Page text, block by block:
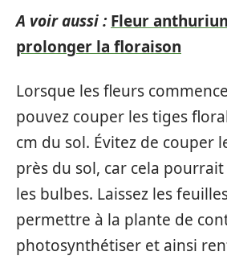
A voir aussi : Fleur
prolonger la floraison
Lorsque les fleurs
pouvez couper les tiges
cm du sol. Évitez de couper
près du sol, car cela
les bulbes. Laissez les
permettre à la plante de
photosynthétiser et ainsi